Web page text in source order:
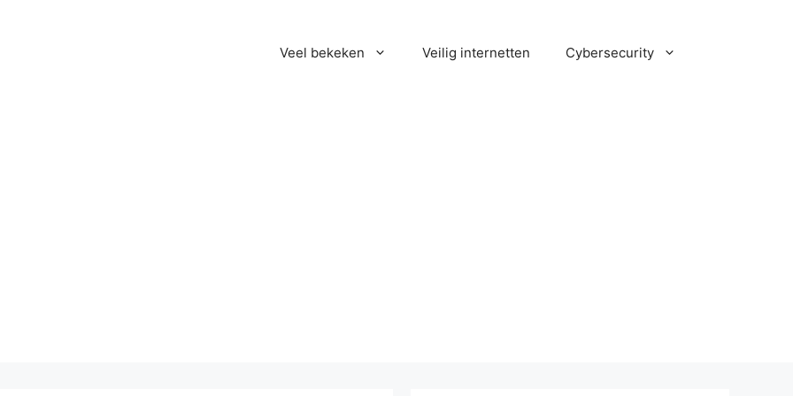
Veel bekeken Veilig internetten Cybersecurity